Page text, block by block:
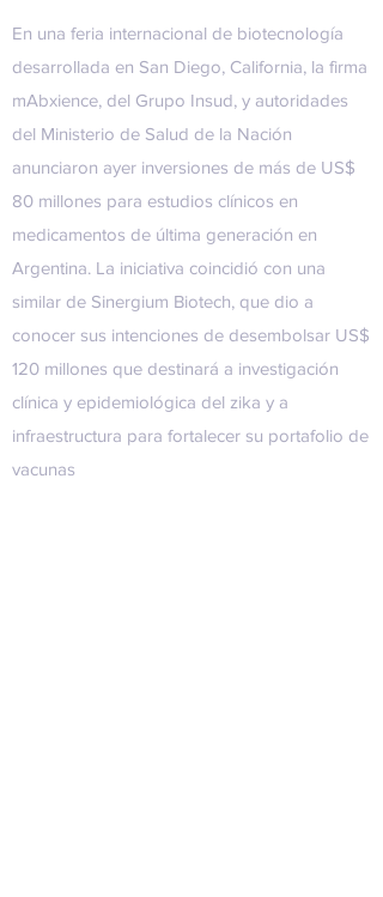
En una feria internacional de biotecnología
desarrollada en San Diego, California, la firma
mAbxience, del Grupo Insud, y autoridades
del Ministerio de Salud de la Nación
anunciaron ayer inversiones de más de US$
80 millones para estudios clínicos en
medicamentos de última generación en
Argentina. La iniciativa coincidió con una
similar de Sinergium Biotech, que dio a
conocer sus intenciones de desembolsar US$
120 millones que destinará a investigación
clínica y epidemiológica del zika y a
infraestructura para fortalecer su portafolio de
vacunas